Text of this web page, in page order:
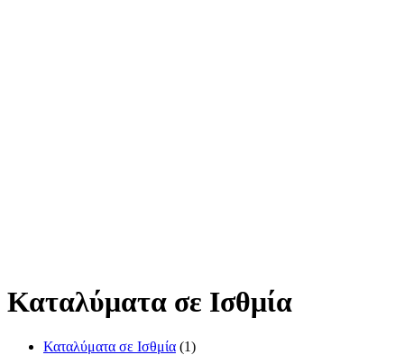
Καταλύματα σε Ισθμία
Καταλύματα σε Ισθμία (1)